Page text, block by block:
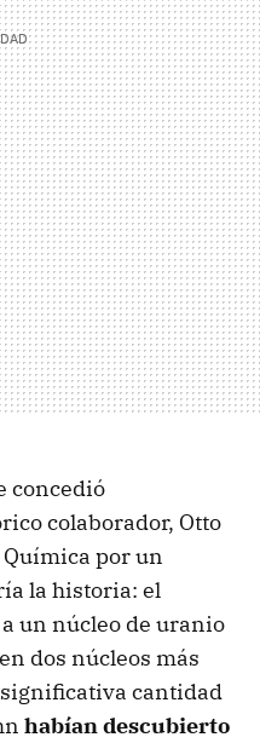
concedió
colaborador, Otto
por un
la historia: el
un núcleo de uranio
dos núcleos más
cantidad
habían descubierto